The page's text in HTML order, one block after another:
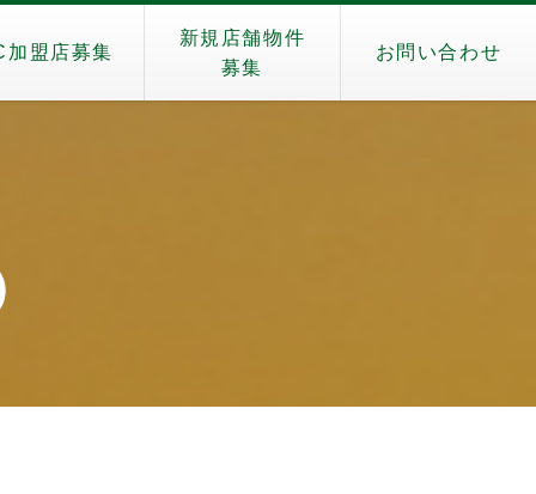
加盟店募集
新規店舗物件
募集
お問い合わせ